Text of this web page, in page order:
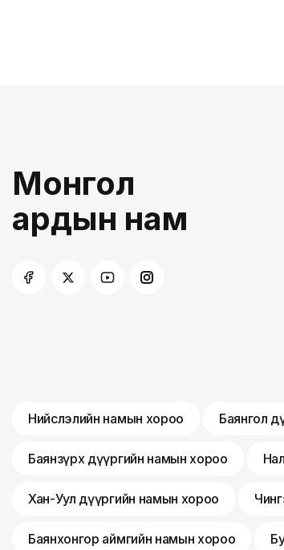
Монгол
ардын нам
Нийслэлийн намын хороо Баянгол
Баянзүрх дүүргийн намын хороо
Хан-Уул дүүргийн намын хороо
Баянхонгор аймгийн намын хороо